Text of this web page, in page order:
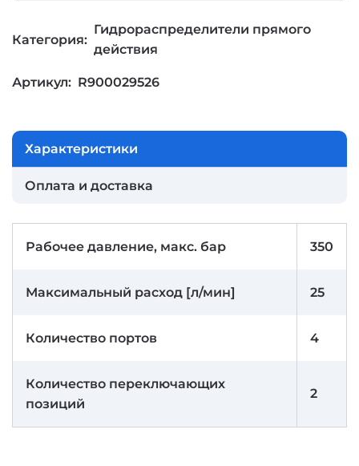
Категория:
Гидрораспределители прямого
действия
Артикул: R900029526
Характеристики
Оплата и доставка
Рабочее давление, макс. бар 350
Максимальный расход [л/мин] 25
Количество портов 4
Количество переключающих
позиций
2